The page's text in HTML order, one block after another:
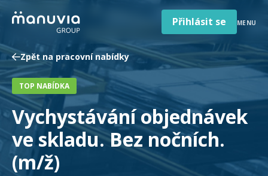
Pro firmy a zaměstnavatele
O nás
Čeština
Jazyk
Česká republika
Země
/
region
Přihlásit se MENU
Zpět na pracovní nabídky
TOP NABÍDKA
Vychystávání objednávek
ve skladu. Bez nočních.
(m/ž)